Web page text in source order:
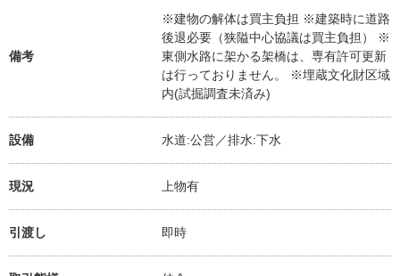
備考
※建物の解体は買主負担 ※建築時に道路
後退必要（狭隘中心協議は買主負担） ※
東側水路に架かる架橋は、専有許可更新
は行っておりません。 ※埋蔵文化財区域
内(試掘調査未済み)
設備 水道:公営／排水:下水
現況 上物有
引渡し 即時